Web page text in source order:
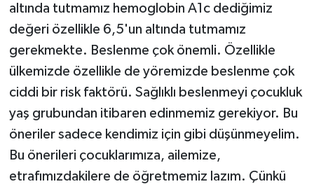
altında tutmamız hemoglobin A1c dediğimiz
değeri özellikle 6,5'un altında tutmamız
gerekmekte. Beslenme çok önemli. Özellikle
ülkemizde özellikle de yöremizde beslenme çok
ciddi bir risk faktörü. Sağlıklı beslenmeyi çocukluk
yaş grubundan itibaren edinmemiz gerekiyor. Bu
öneriler sadece kendimiz için gibi düşünmeyelim.
Bu önerileri çocuklarımıza, ailemize,
etrafımızdakilere de öğretmemiz lazım. Çünkü